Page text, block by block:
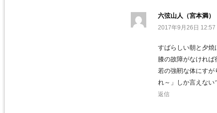
六弦山人（宮本満）
2017年9月26日 12:57
すばらしい朝と夕焼
膝の故障がなければ
若の強靭な体にすが
れ～」しか言えない
返信